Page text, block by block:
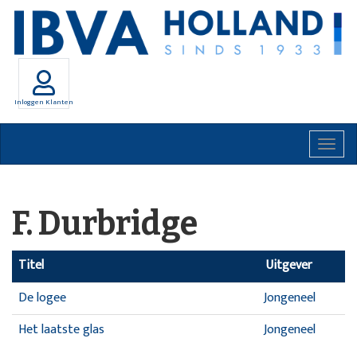
Inloggen Klanten
F. Durbridge
Titel
Uitgever
De logee
Jongeneel
Het laatste glas
Jongeneel